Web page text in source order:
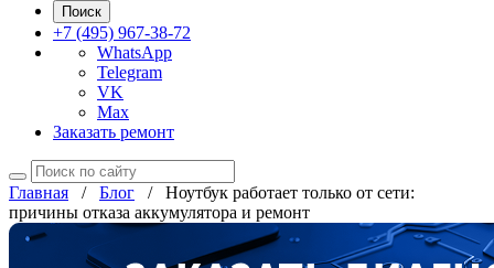
Поиск
+7 (495) 967-38-72
WhatsApp
Telegram
VK
Max
Заказать ремонт
Главная / Блог / Ноутбук работает только от сети:
причины отказа аккумулятора и ремонт